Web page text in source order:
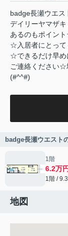
badge長瀬ウエ
デイリーヤマザ
あるのもポイン
☆入居者にとって
☆できるだけ早め
ご連絡ください☆
(#^^#)
badge長瀬ウエスト
1階
6.2万円
1階 /
地図